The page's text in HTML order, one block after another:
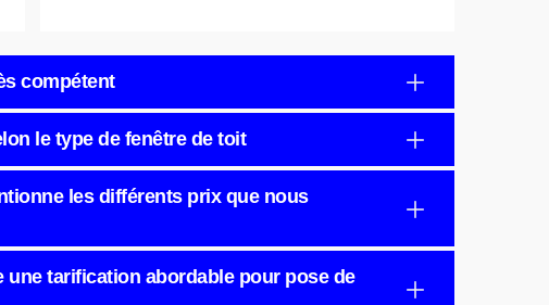
compétent
le type de fenêtre de toit
les différents prix que nous
une tarification abordable pour pose de